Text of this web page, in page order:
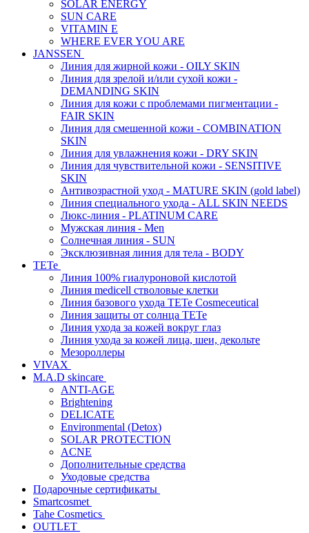
SOLAR ENERGY
SUN CARE
VITAMIN E
WHERE EVER YOU ARE
JANSSEN
Линия для жирной кожи - OILY SKIN
Линия для зрелой и/или сухой кожи -
DEMANDING SKIN
Линия для кожи с проблемами пигментации -
FAIR SKIN
Линия для смешенной кожи - COMBINATION
SKIN
Линия для увлажнения кожи - DRY SKIN
Линия для чувствительной кожи - SENSITIVE
SKIN
Антивозрастной уход - MATURE SKIN (gold label)
Линия специального ухода - ALL SKIN NEEDS
Люкс-линия - PLATINUM CARE
Мужская линия - Men
Солнечная линия - SUN
Эксклюзивная линия для тела - BODY
TETe
Линия 100% гиалуроновой кислотой
Линия medicell стволовые клетки
Линия базового ухода TETe Cosmeceutical
Линия защиты от солнца TETe
Линия ухода за кожей вокруг глаз
Линия ухода за кожей лица, шеи, декольте
Мезороллеры
VIVAX
M.A.D skincare
ANTI-AGE
Brightening
DELICATE
Environmental (Detox)
SOLAR PROTECTION
АCNE
Дополнительные средства
Уходовые средства
Подарочные сертификаты
Smartcosmet
Tahe Cosmetics
OUTLET